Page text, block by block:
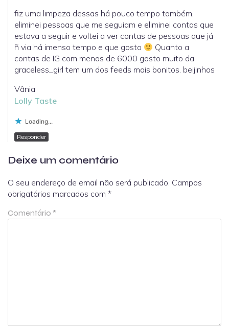
fiz uma limpeza dessas há pouco tempo também,
eliminei pessoas que me seguiam e eliminei contas que
estava a seguir e voltei a ver contas de pessoas que já
ñ via há imenso tempo e que gosto
Quanto a
contas de IG com menos de 6000 gosto muito da
graceless_girl tem um dos feeds mais bonitos. beijinhos
Vânia
Lolly Taste
Loading...
Responder
Deixe um comentário
O seu endereço de email não será publicado. Campos
obrigatórios marcados com *
Comentário *